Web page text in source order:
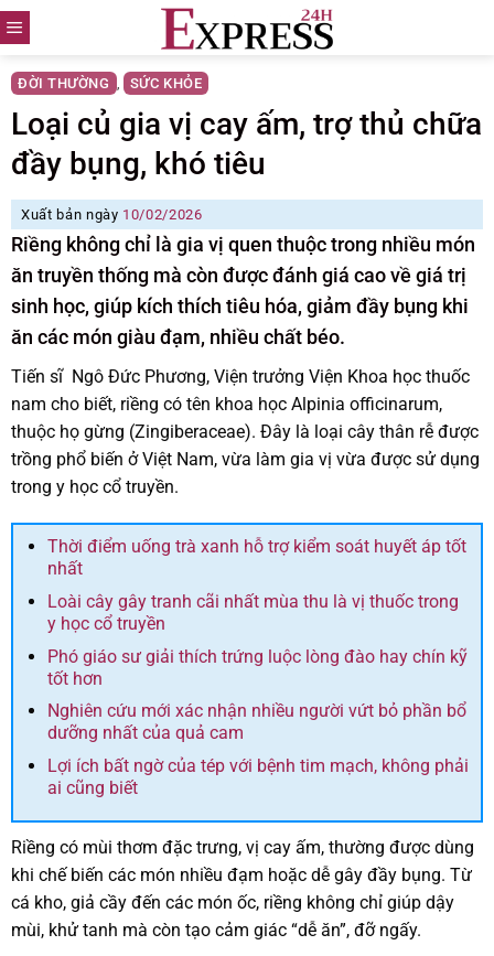
Skip
to
content
ĐỜI THƯỜNG , SỨC KHỎE
Loại củ gia vị cay ấm, trợ thủ chữa
đầy bụng, khó tiêu
Xuất bản ngày 10/02/2026
Riềng không chỉ là gia vị quen thuộc trong nhiều món
ăn truyền thống mà còn được đánh giá cao về giá trị
sinh học, giúp kích thích tiêu hóa, giảm đầy bụng khi
ăn các món giàu đạm, nhiều chất béo.
Tiến sĩ Ngô Đức Phương, Viện trưởng Viện Khoa học thuốc
nam cho biết, riềng có tên khoa học Alpinia officinarum,
thuộc họ gừng (Zingiberaceae). Đây là loại cây thân rễ được
trồng phổ biến ở Việt Nam, vừa làm gia vị vừa được sử dụng
trong y học cổ truyền.
Thời điểm uống trà xanh hỗ trợ kiểm soát huyết áp tốt
nhất
Loài cây gây tranh cãi nhất mùa thu là vị thuốc trong
y học cổ truyền
Phó giáo sư giải thích trứng luộc lòng đào hay chín kỹ
tốt hơn
Nghiên cứu mới xác nhận nhiều người vứt bỏ phần bổ
dưỡng nhất của quả cam
Lợi ích bất ngờ của tép với bệnh tim mạch, không phải
ai cũng biết
Riềng có mùi thơm đặc trưng, vị cay ấm, thường được dùng
khi chế biến các món nhiều đạm hoặc dễ gây đầy bụng. Từ
cá kho, giả cầy đến các món ốc, riềng không chỉ giúp dậy
mùi, khử tanh mà còn tạo cảm giác “dễ ăn”, đỡ ngấy.